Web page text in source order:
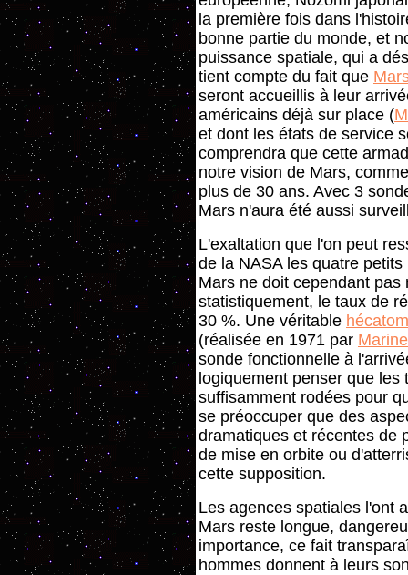
la première fois dans
bonne partie du monde, et
puissance spatiale, qui a
tient compte du fait que
seront accueillis à leur
américains déjà sur place (
et dont les états de service
comprendra que cette
notre vision de Mars,
plus de 30 ans. Avec 3
Mars n'aura été aussi
L'exaltation que l'on peut
de la NASA les quatre
Mars ne doit cependant
statistiquement, le taux de
30 %. Une véritable
(réalisée en 1971 par
sonde fonctionnelle à
logiquement penser que
suffisamment rodées pour
se préoccuper que des
dramatiques et récentes de
de mise en orbite ou
cette supposition.
Les agences spatiales l'ont
Mars reste longue,
importance, ce fait
hommes donnent à leurs